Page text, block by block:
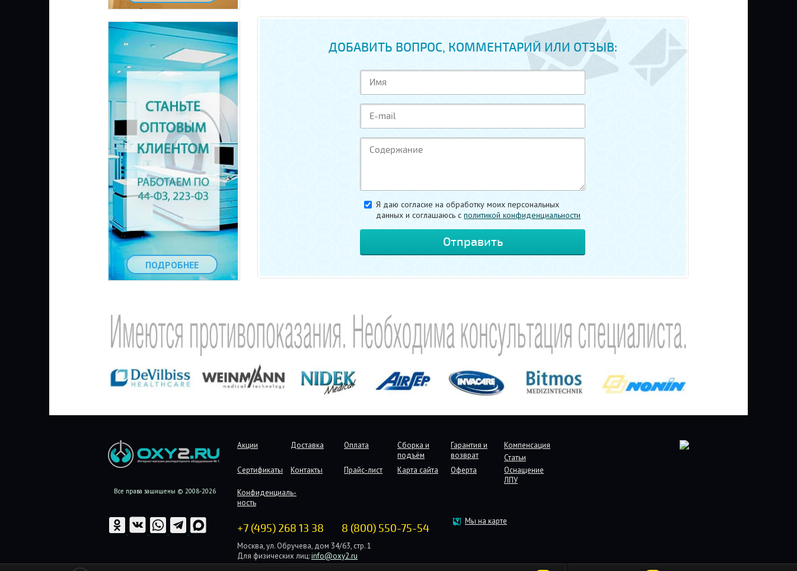
ПОДРОБНЕЕ
ДОБАВИТЬ ВОПРОС, КОММЕНТАРИЙ ИЛИ ОТЗЫВ:
Я даю согласие на обработку моих персональных
данных и соглашаюсь cполитикой конфиденциальности
Все права защищены © 2008-2026
Акции Доставка Оплата
Сборка и
подъём
Гарантия и
возврат
Компенсация
Статьи
Сертификаты
Контакты Прайс-лист Карта сайта Оферта
Оснащение
ЛПУ
Конфиденциаль-
ность
+7 (495) 268 13 38 8 (800) 550-75-54
Москва, ул. Обручева, дом 34/63, стр. 1
Для физических лиц:info@oxy2.ru
Для юридических лиц:b2b@oxy2.ru
Мы на карте